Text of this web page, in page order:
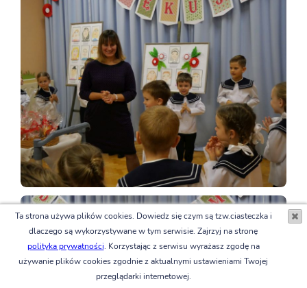
Ta strona używa plików cookies. Dowiedz się czym są tzw.ciasteczka i
dlaczego są wykorzystywane w tym serwisie. Zajrzyj na stronę
polityka prywatności. Korzystając z serwisu wyrażasz zgodę na
używanie plików cookies zgodnie z aktualnymi ustawieniami Twojej
przeglądarki internetowej.